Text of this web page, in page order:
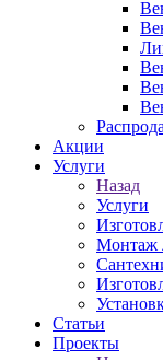
Акции
Услуги
Назад
Услуги
Монтаж
Статьи
Проекты